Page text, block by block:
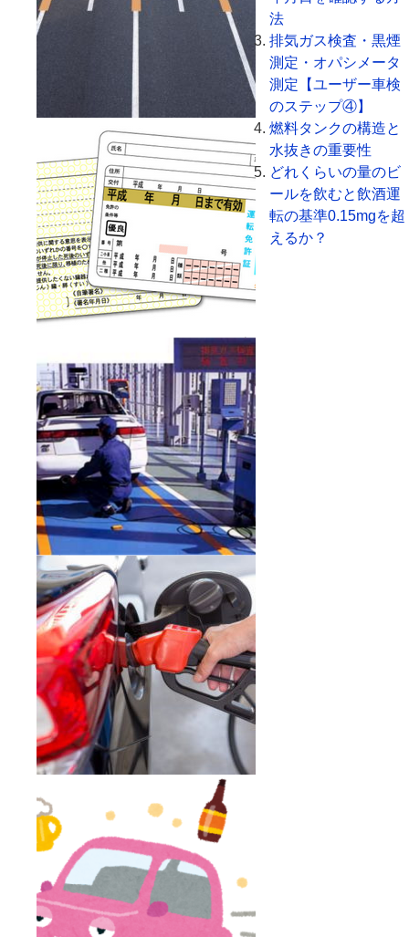
法
排気ガス検査・黒煙
測定・オパシメータ
測定【ユーザー車検
のステップ④】
燃料タンクの構造と
水抜きの重要性
どれくらいの量のビ
ールを飲むと飲酒運
転の基準0.15mgを超
えるか？